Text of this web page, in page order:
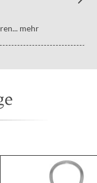
mehr